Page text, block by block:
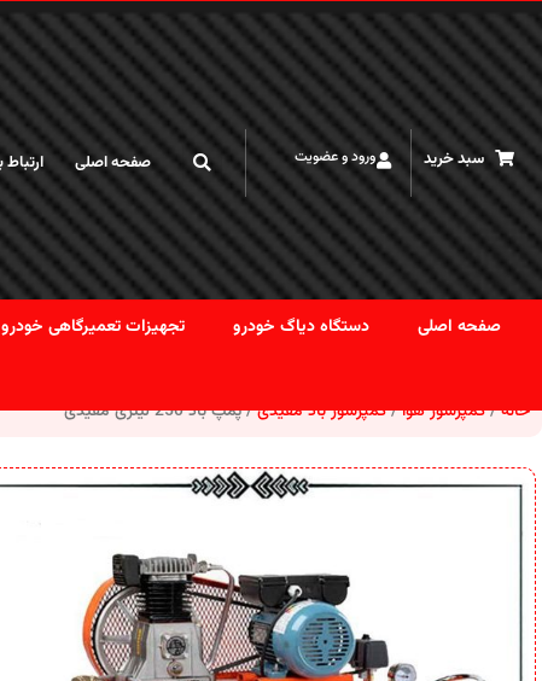
سبد خرید ورود و عضویت صفحه اصلی ارتباط
صفحه اصلی دستگاه دیاگ خودرو تجهیزات تعمیرگاهی خودرو
خانه کمپرسور هوا کمپرسور باد مفیدی پمپ باد 250 لیتری مفیدی